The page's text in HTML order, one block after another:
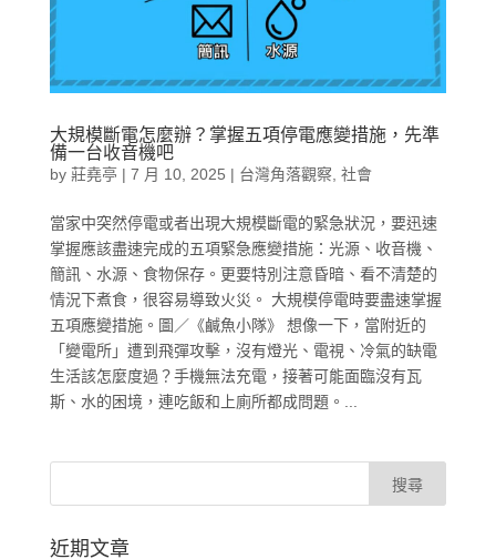
大規模斷電怎麼辦？掌握五項停電應變措施，先準
備一台收音機吧
by 莊堯亭| 7 月 10, 2025 | 台灣角落觀察 社會
當家中突然停電或者出現大規模斷電的緊急狀況，要迅速
掌握應該盡速完成的五項緊急應變措施：光源、收音機、
簡訊、水源、食物保存。更要特別注意昏暗、看不清楚的
情況下煮食，很容易導致火災。 大規模停電時要盡速掌握
五項應變措施。圖／《鹹魚小隊》 想像一下，當附近的
「變電所」遭到飛彈攻擊，沒有燈光、電視、冷氣的缺電
生活該怎麼度過？手機無法充電，接著可能面臨沒有瓦
斯、水的困境，連吃飯和上廁所都成問題。...
近期文章